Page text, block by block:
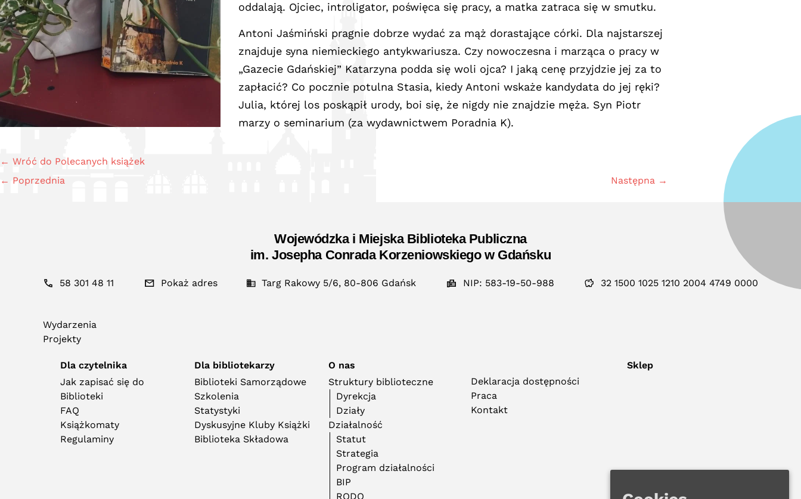
oddalają. Ojciec, introligator, poświęca się pracy, a matka zatraca się w smutku.
Antoni Jaśmiński pragnie dobrze wydać za mąż dorastające córki. Dla najstarszej
znajduje syna niemieckiego antykwariusza. Czy nowoczesna i marząca o pracy w
„Gazecie Gdańskiej” Katarzyna podda się woli ojca? I jaką cenę przyjdzie jej za to
zapłacić? Co pocznie potulna Stasia, kiedy Antoni wskaże kandydata do jej ręki?
Julia, której los poskąpił urody, boi się, że nigdy nie znajdzie męża. Syn Piotr
marzy o seminarium (za wydawnictwem Poradnia K).
← Wróć do Polecanych książek
← Poprzednia
Następna →
Wojewódzka i Miejska Biblioteka Publiczna
im. Josepha Conrada Korzeniowskiego w Gdańsku
58 301 48 11 Pokaż adres Targ Rakowy 5/6, 80-806 Gdańsk NIP: 583-19-50-988 32 1500 1025 1210 2004 4749 0000
Wydarzenia
Projekty
Dla czytelnika
Jak zapisać się do
Biblioteki
FAQ
Książkomaty
Regulaminy
Dla bibliotekarzy
Biblioteki Samorządowe
Szkolenia
Statystyki
Dyskusyjne Kluby Książki
Biblioteka Składowa
O nas
Struktury biblioteczne
Dyrekcja
Działy
Działalność
Statut
Strategia
Program działalności
BIP
RODO
Deklaracja dostępności
Praca
Kontakt
Sklep